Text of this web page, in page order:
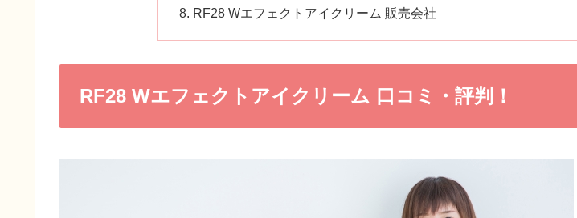
RF28 Wエフェクトアイクリーム 販売会社
RF28 Wエフェクトアイクリーム 口コミ・評判！